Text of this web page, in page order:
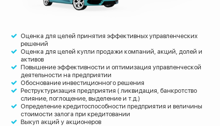
Оценка для целей принятия эффективных управленческих
решений
Оценка для целей купли продажи компаний, акций, долей и
активов
Повышение эффективности и оптимизация управленческой
деятельности на предприятии
Обоснование инвестиционного решения
Реструктуризация предприятия ( ликвидация, банкротство
слияние, поглощение, выделение и т.д.)
Определение кредитоспособности предприятия и величины
стоимости залога при кредитовании
Выкуп акций у акционеров